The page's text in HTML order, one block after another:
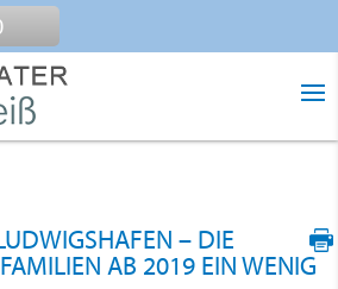
– DIE
AB 2019 EIN WENIG